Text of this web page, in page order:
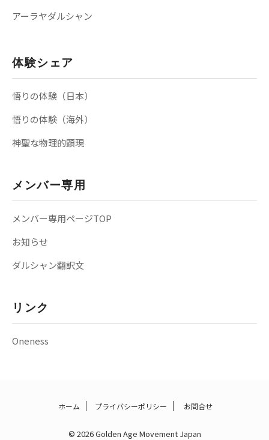
アーラヤダルシャン
体験シェア
悟りの体験（日本）
悟りの体験（海外）
神聖な物理的顕現
メンバー専用
メンバー専用ページTOP
お知らせ
ダルシャン翻訳文
リンク
Oneness
ホーム プライバシーポリシー お問合せ
© 2026 Golden Age Movement Japan